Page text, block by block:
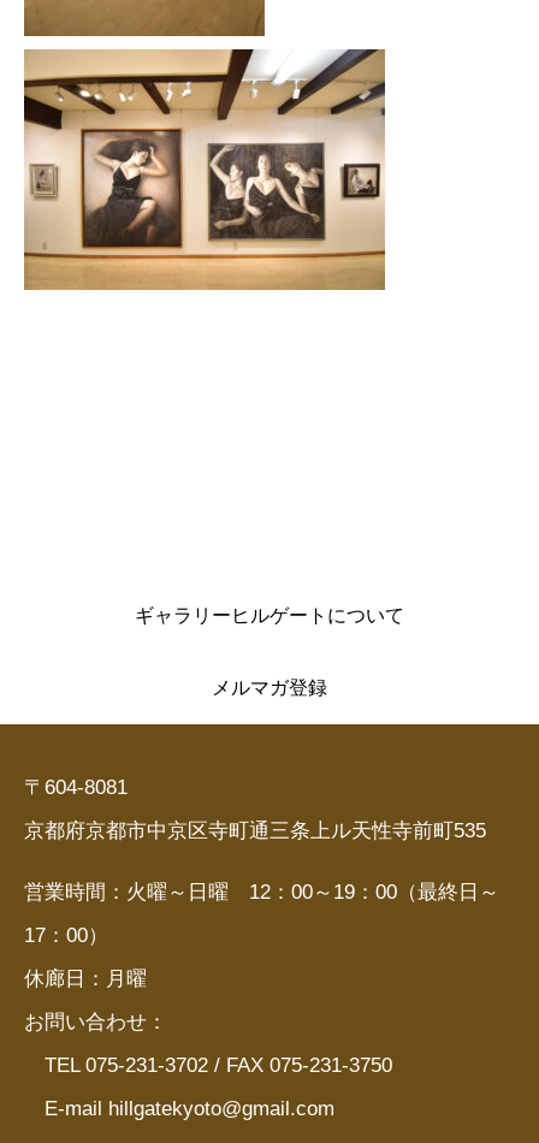
ギャラリーヒルゲートについて
メルマガ登録
〒604-8081
京都府京都市中京区寺町通三条上ル天性寺前町535
営業時間：火曜～日曜 12：00～19：00（最終日～
17：00）
休廊日：月曜
お問い合わせ：
TEL 075-231-3702 / FAX 075-231-3750
E-mail hillgatekyoto@gmail.com